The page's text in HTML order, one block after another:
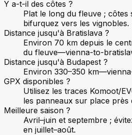
Y a-t-il des côtes ?
Plat le long du fleuve ; côtes
bifurquez vers les vignobles.
Distance jusqu'à Bratislava ?
Environ 70 km depuis le
du fleuve—vienna-to-
Distance jusqu'à Budapest ?
Environ 330–350
GPX disponibles ?
Utilisez les traces Komoot/
les panneaux sur place près
Meilleure saison ?
Avril–juin et septembre ;
en juillet–août.